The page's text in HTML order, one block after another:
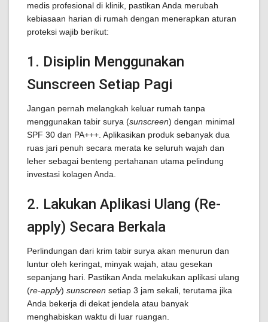
medis profesional di klinik, pastikan Anda merubah
kebiasaan harian di rumah dengan menerapkan aturan
proteksi wajib berikut:
1. Disiplin Menggunakan
Sunscreen Setiap Pagi
Jangan pernah melangkah keluar rumah tanpa
menggunakan tabir surya (sunscreen) dengan minimal
SPF 30 dan PA+++. Aplikasikan produk sebanyak dua
ruas jari penuh secara merata ke seluruh wajah dan
leher sebagai benteng pertahanan utama pelindung
investasi kolagen Anda.
2. Lakukan Aplikasi Ulang (Re-
apply) Secara Berkala
Perlindungan dari krim tabir surya akan menurun dan
luntur oleh keringat, minyak wajah, atau gesekan
sepanjang hari. Pastikan Anda melakukan aplikasi ulang
(re-apply) sunscreen setiap 3 jam sekali, terutama jika
Anda bekerja di dekat jendela atau banyak
menghabiskan waktu di luar ruangan.